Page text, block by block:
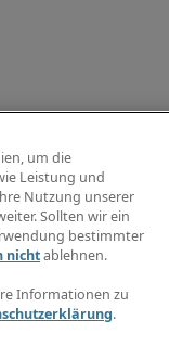
um die
Leistung und
Nutzung unserer
Sollten wir ein
bestimmter
nichtablehnen.
Informationen zu
.